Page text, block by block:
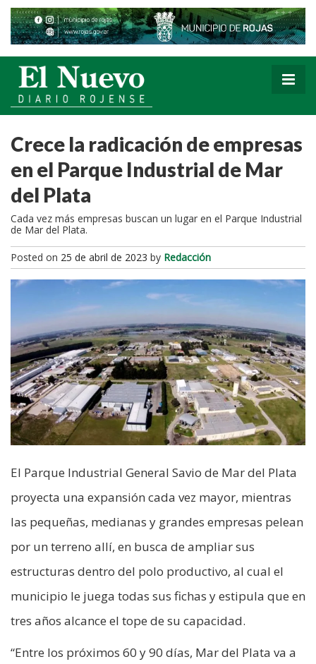
Crece la radicación de empresas
en el Parque Industrial de Mar
del Plata
Cada vez más empresas buscan un lugar en el Parque Industrial
de Mar del Plata.
Posted on 25 de abril de 2023 by Redacción
El Parque Industrial General Savio de Mar del Plata
proyecta una expansión cada vez mayor, mientras
las pequeñas, medianas y grandes empresas pelean
por un terreno allí, en busca de ampliar sus
estructuras dentro del polo productivo, al cual el
municipio le juega todas sus fichas y estipula que en
tres años alcance el tope de su capacidad.
“Entre los próximos 60 y 90 días, Mar del Plata va a